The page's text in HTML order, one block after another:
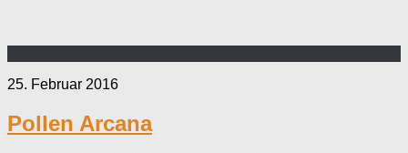
25. Februar 2016
Pollen Arcana